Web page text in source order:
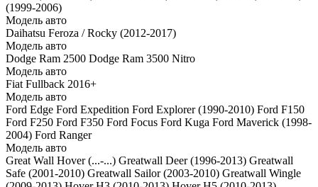
(1999-2006)
Модель авто
Daihatsu Feroza / Rocky (2012-2017)
Модель авто
Dodge Ram 2500 Dodge Ram 3500 Nitro
Модель авто
Fiat Fullback 2016+
Модель авто
Ford Edge Ford Expedition Ford Explorer (1990-2010) Ford F150
Ford F250 Ford F350 Ford Focus Ford Kuga Ford Maverick (1998-
2004) Ford Ranger
Модель авто
Great Wall Hover (...-...) Greatwall Deer (1996-2013) Greatwall
Safe (2001-2010) Greatwall Sailor (2003-2010) Greatwall Wingle